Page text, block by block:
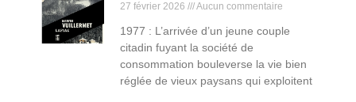
27 février 2026 Aucun commentaire
1977 : L’arrivée d’un jeune couple
citadin fuyant la société de
consommation bouleverse la vie bien
réglée de vieux paysans qui exploitent